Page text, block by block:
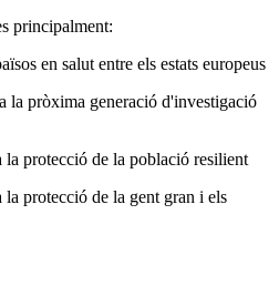
principalment:
en salut entre els estats europeus
la pròxima generació d'investigació
la protecció de la població resilient
protecció de la gent gran i els